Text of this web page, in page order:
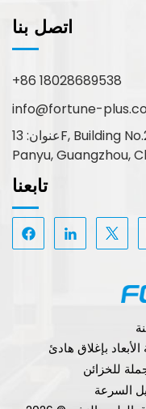
اتصل بنا
+86 18028689538
info@fortune-
عنوان: 13F, Building No.2, Uni Park, Guangmingnan Rd.,
Panyu, Guangzhou,
تابعنا
بإغلاق هادئ
للخزائن
السرعة